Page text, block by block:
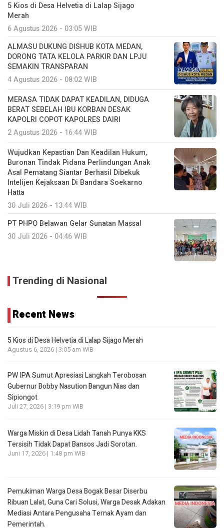
5 Kios di Desa Helvetia di Lalap Sijago
Merah
6 Agustus 2026 - 03:05 WIB
ALMASU DUKUNG DISHUB KOTA MEDAN,
DORONG TATA KELOLA PARKIR DAN LPJU
SEMAKIN TRANSPARAN
4 Agustus 2026 - 08:02 WIB
MERASA TIDAK DAPAT KEADILAN, DIDUGA
BERAT SEBELAH IBU KORBAN DESAK
KAPOLRI COPOT KAPOLRES DAIRI
2 Agustus 2026 - 16:44 WIB
Wujudkan Kepastian Dan Keadilan Hukum,
Buronan Tindak Pidana Perlindungan Anak
Asal Pematang Siantar Berhasil Dibekuk
Intelijen Kejaksaan Di Bandara Soekarno
Hatta
30 Juli 2026 - 13:44 WIB
PT PHPO Belawan Gelar Sunatan Massal
30 Juli 2026 - 04:46 WIB
Trending di Nasional
Recent News
5 Kios di Desa Helvetia di Lalap Sijago Merah
Agustus 6, 2026 | 3:05 am WIB
PW IPA Sumut Apresiasi Langkah Terobosan
Gubernur Bobby Nasution Bangun Nias dan
Sipiongot
Juli 27, 2026 | 3:19 pm WIB
Warga Miskin di Desa Lidah Tanah Punya KKS
Tersisih Tidak Dapat Bansos Jadi Sorotan.
Juni 17, 2026 | 1:48 pm WIB
Pemukiman Warga Desa Bogak Besar Diserbu
Ribuan Lalat, Guna Cari Solusi, Warga Desak Adakan
Mediasi Antara Pengusaha Ternak Ayam dan
Pemerintah.